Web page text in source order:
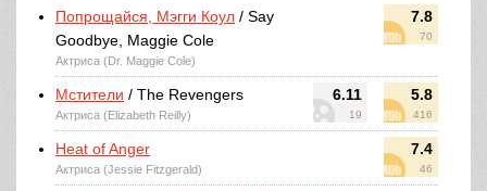
7.8
70
Попрощайся, Мэгги Коул / Say
Goodbye, Maggie Cole
Актриса (Dr. Maggie Cole)
6.11
19
5.8
416
Мстители / The Revengers
Актриса (Elizabeth Reilly)
7.4
46
Heat of Anger
Актриса (Jessie Fitzgerald)